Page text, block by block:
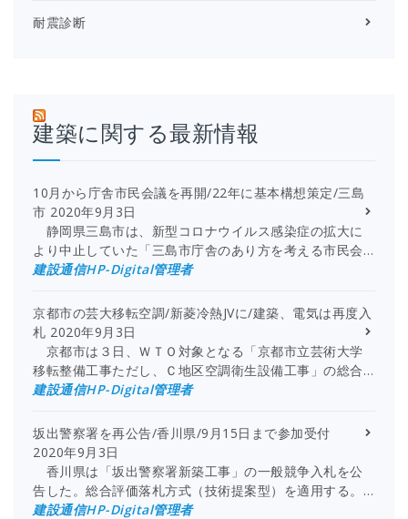
耐震診断
建築に関する最新情報
10月から庁舎市民会議を再開/22年に基本構想策定/三島
市 2020年9月3日
静岡県三島市は、新型コロナウイルス感染症の拡大に
より中止していた「三島市庁舎のあり方を考える市民会…
建設通信HP-Digital管理者
京都市の芸大移転空調/新菱冷熱JVに/建築、電気は再度入
札 2020年9月3日
京都市は３日、ＷＴＯ対象となる「京都市立芸術大学
移転整備工事ただし、Ｃ地区空調衛生設備工事」の総合…
建設通信HP-Digital管理者
坂出警察署を再公告/香川県/9月15日まで参加受付
2020年9月3日
香川県は「坂出警察署新築工事」の一般競争入札を公
告した。総合評価落札方式（技術提案型）を適用する。…
建設通信HP-Digital管理者